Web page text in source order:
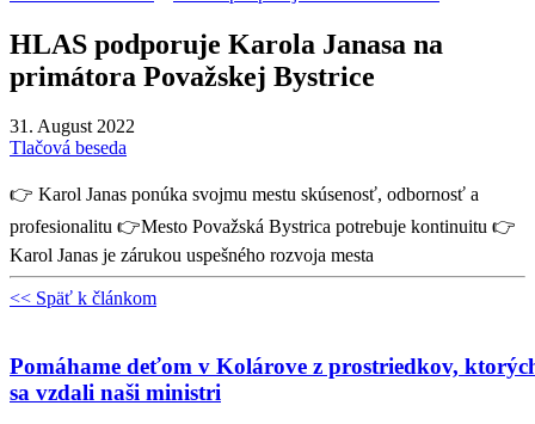
HLAS podporuje Karola Janasa na
primátora Považskej Bystrice
31. August 2022
Tlačová beseda
👉 Karol Janas ponúka svojmu mestu skúsenosť, odbornosť a
profesionalitu 👉Mesto Považská Bystrica potrebuje kontinuitu 👉
Karol Janas je zárukou uspešného rozvoja mesta
<< Späť k článkom
Pomáhame deťom v Kolárove z prostriedkov,
sa vzdali naši ministri